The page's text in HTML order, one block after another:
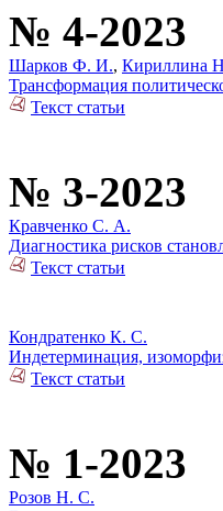
№ 4-2023
Шарков Ф. И., Кириллина
Трансформация
Текст статьи
№ 3-2023
Кравченко С. А.
Диагностика рисков
Текст статьи
Кондратенко К. С.
Индетерминация,
Текст статьи
№ 1-2023
Розов Н. С.